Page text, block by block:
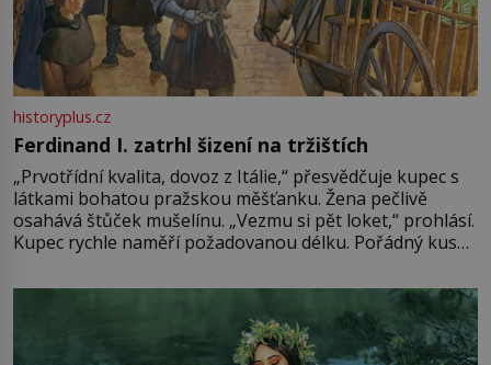
historyplus.cz
Ferdinand I. zatrhl šizení na tržištích
„Prvotřídní kvalita, dovoz z Itálie,“ přesvědčuje kupec s
látkami bohatou pražskou měšťanku. Žena pečlivě
osahává štůček mušelínu. „Vezmu si pět loket,“ prohlásí.
Kupec rychle naměří požadovanou délku. Pořádný kus
milostpaní. Stačí jenom na sukni,“ zhodnotí švadlena
množství růžového mušelínu. „Ošidili vás, podívejte.“